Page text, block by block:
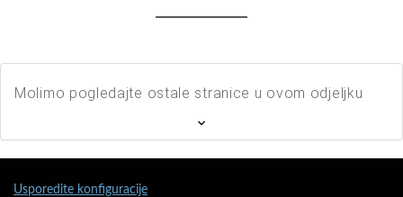
Molimo pogledajte ostale stranice u ovom odjeljku
Usporedite konfiguracije